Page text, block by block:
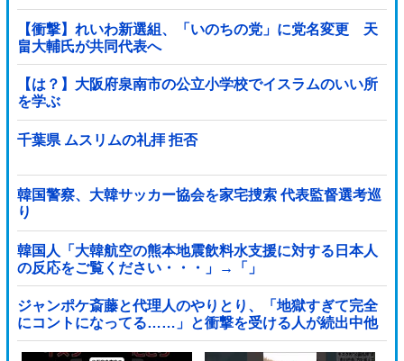
【衝撃】れいわ新選組、「いのちの党」に党名変更 天
畠大輔氏が共同代表へ
【は？】大阪府泉南市の公立小学校でイスラムのいい所
を学ぶ
千葉県 ムスリムの礼拝 拒否
韓国警察、大韓サッカー協会を家宅捜索 代表監督選考巡
り
韓国人「大韓航空の熊本地震飲料水支援に対する日本人
の反応をご覧ください・・・」→「」
ジャンポケ斎藤と代理人のやりとり、「地獄すぎて完全
にコントになってる……」と衝撃を受ける人が続出中他